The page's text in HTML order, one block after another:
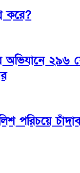
করে?
অভিযানে ২৯৬
পরিচয়ে